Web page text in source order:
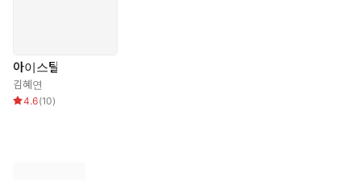
아이스틸
김혜연
4.6(10)